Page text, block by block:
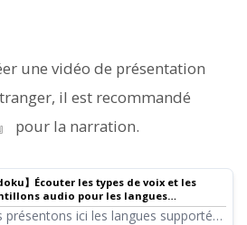
une vidéo de présentation
il est recommandé
pour la narration.
】Écouter les types de voix et les
audio pour les langues
présentons ici les langues supportées